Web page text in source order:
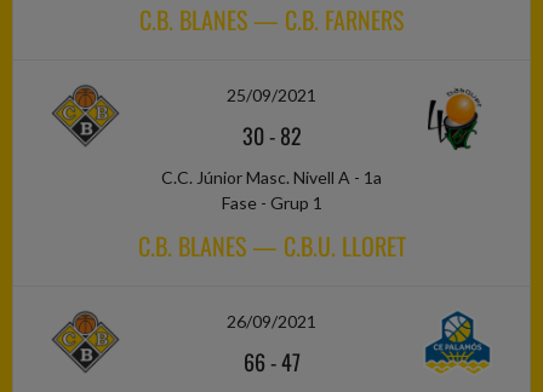
C.B. BLANES — C.B. FARNERS
25/09/2021
30-82
C.C. Júnior Masc. Nivell A - 1a
Fase - Grup 1
C.B. BLANES — C.B.U. LLORET
26/09/2021
66-47